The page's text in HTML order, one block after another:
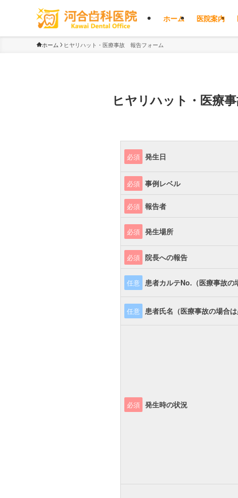
ホーム 医院案内
ホーム ヒヤリハット・医療事故 報告フォーム
ヒヤリハット・医療
必須 発生日
必須 事例レベル
必須 報告者
必須 発生場所
必須 院長への報告
任意 患者カルテNo.（医療事故の
任意 患者氏名（医療事故の場合は
必須 発生時の状況